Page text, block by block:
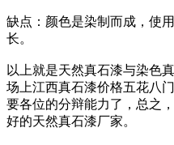
缺点：颜色是染制而成，使
长。
以上就是天然真石漆与染色
场上江西真石漆价格五花八
要各位的分辩能力了，总之
好的天然真石漆厂家。